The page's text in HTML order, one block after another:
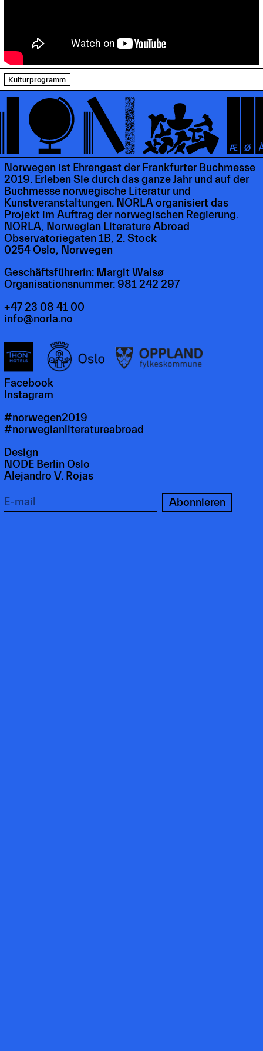
Kulturprogramm
Norwegen ist Ehrengast der Frankfurter Buchmesse
2019. Erleben Sie durch das ganze Jahr und auf der
Buchmesse norwegische Literatur und
Kunstveranstaltungen. NORLA organisiert das
Projekt im Auftrag der norwegischen Regierung.
NORLA, Norwegian Literature Abroad
Observatoriegaten 1B, 2. Stock
0254 Oslo, Norwegen
Geschäftsführerin: Margit Walsø
Organisationsnummer: 981 242 297
+47 23 08 41 00
info@norla.no
Facebook
Instagram
#norwegen2019
#norwegianliteratureabroad
Design
NODE Berlin Oslo
Alejandro V. Rojas
Abonnieren